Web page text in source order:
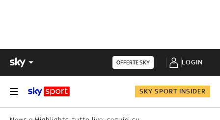
OFFERTE SKY LOGIN
SKY SPORT INSIDER